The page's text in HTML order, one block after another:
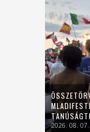
2026. 08. 07.